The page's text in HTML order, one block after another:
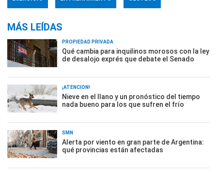
MÁS LEÍDAS
PROPIEDAD PRIVADA
Qué cambia para inquilinos morosos con la ley
de desalojo exprés que debate el Senado
¡ATENCIÓN!
Nieve en el llano y un pronóstico del tiempo
nada bueno para los que sufren el frío
SMN
Alerta por viento en gran parte de Argentina:
qué provincias están afectadas